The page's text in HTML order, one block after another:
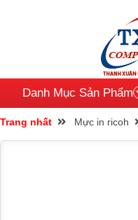
Danh Mục Sản Phẩm
Trang nhất Mực in ricoh